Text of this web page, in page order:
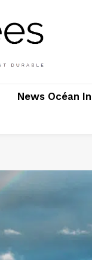
News Océan